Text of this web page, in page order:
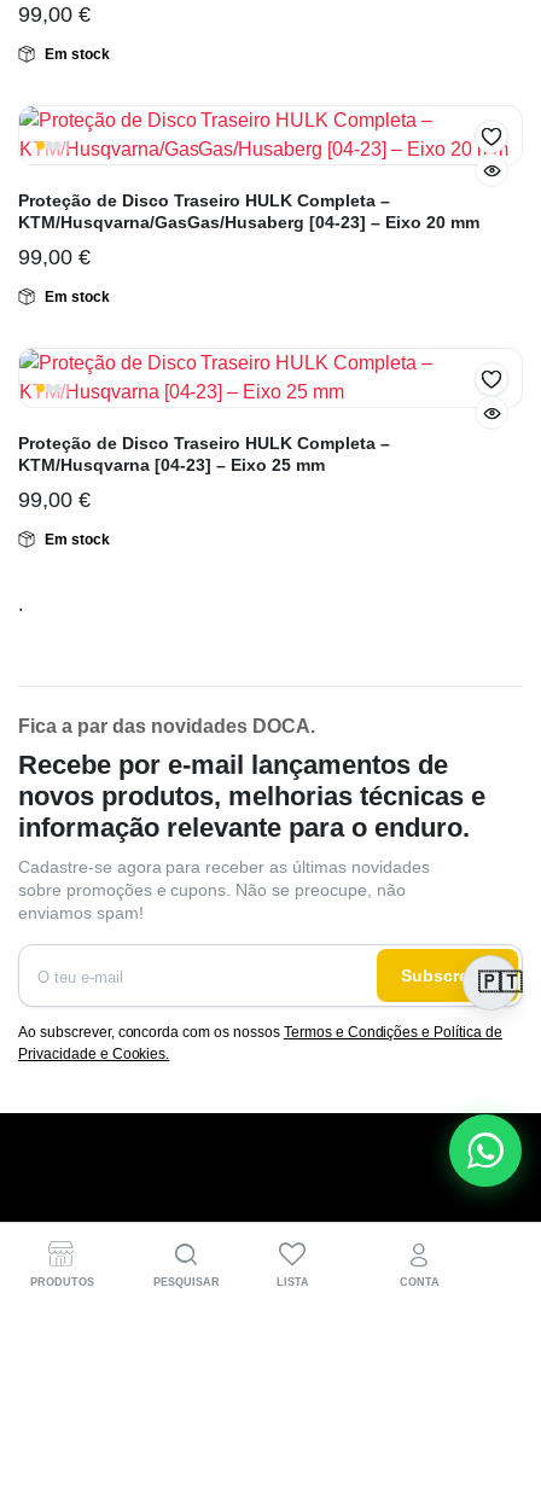
99,00 €
Em stock
Proteção de Disco Traseiro HULK Completa –
KTM/Husqvarna/GasGas/Husaberg [04-23] – Eixo 20 mm
99,00 €
Em stock
Proteção de Disco Traseiro HULK Completa –
KTM/Husqvarna [04-23] – Eixo 25 mm
99,00 €
Em stock
.
Fica a par das novidades DOCA.
Recebe por e-mail lançamentos de
novos produtos, melhorias técnicas e
informação relevante para o enduro.
Cadastre-se agora para receber as últimas novidades
sobre promoções e cupons. Não se preocupe, não
enviamos spam!
Subscrever
Ao subscrever, concorda com os nossos Termos e Condições e Política de
Privacidade e Cookies.
para quem vive a moto a sério. Desenvolvemos peças
CNC em Portugal, pensadas para mais performance,
PRODUTOS PESQUISAR LISTA CONTA
🇵🇹